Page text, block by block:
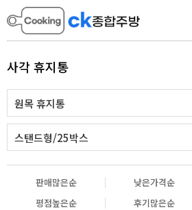
사각 휴지통
원목 휴지통
스탠드형/25박스
판매많은순 낮은가격순
평점높은순
후기많은순